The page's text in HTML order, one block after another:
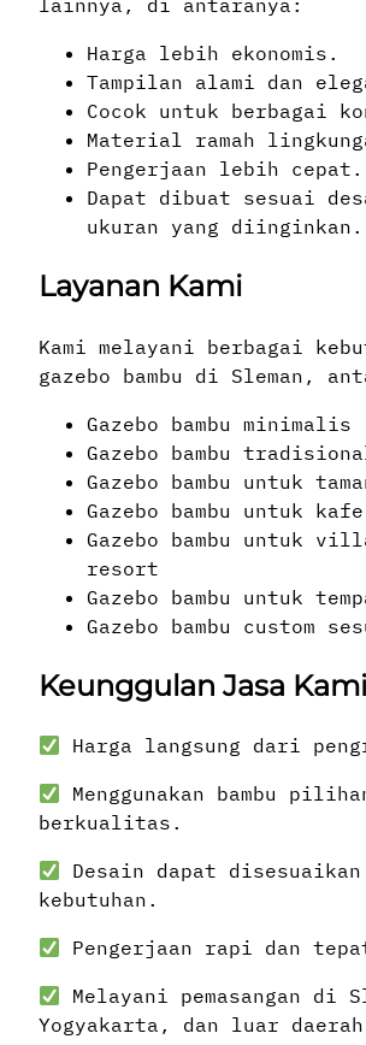
Harga lebih ekonomis.
Tampilan alami dan
Cocok untuk berbagai
Material ramah
Pengerjaan lebih cepat.
Dapat dibuat sesuai
ukuran yang diinginkan.
Layanan Kami
Kami melayani berbagai
gazebo bambu di Sleman,
Gazebo bambu minimalis
Gazebo bambu
Gazebo bambu untuk
Gazebo bambu untuk kafe
Gazebo bambu untuk
resort
Gazebo bambu untuk
Gazebo bambu custom
Keunggulan Jasa Kami
Harga langsung dari
Menggunakan bambu
berkualitas.
Desain dapat disesuaikan
kebutuhan.
Pengerjaan rapi dan
Melayani pemasangan di
Yogyakarta, dan luar